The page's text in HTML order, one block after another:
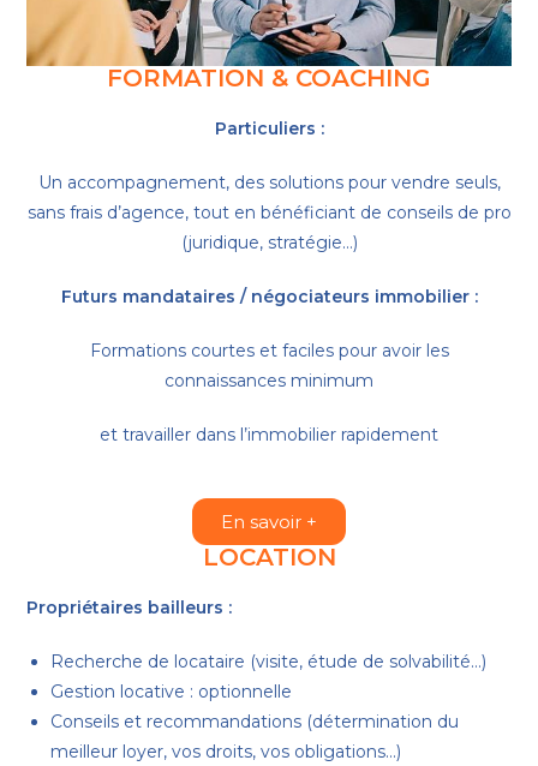
FORMATION & COACHING​
Particuliers :
Un accompagnement, des solutions pour vendre seuls,
sans frais d’agence, tout en bénéficiant de conseils de pro
(juridique, stratégie…)
Futurs mandataires / négociateurs immobilier :
Formations courtes et faciles pour avoir les
connaissances minimum
et travailler dans l’immobilier rapidement
En savoir +
LOCATION
Propriétaires bailleurs :
Recherche de locataire (visite, étude de solvabilité…)
Gestion locative : optionnelle
Conseils et recommandations (détermination du
meilleur loyer, vos droits, vos obligations…)